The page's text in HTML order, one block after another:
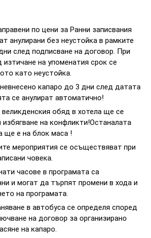
по цени за Ранни записвания
анулирани без неустойка в рамките
след подписване на договор. При
изтичане на упоменатия срок се
като неустойка.
капаро до 3 дни след датата
се анулират автоматично!
обяд в хотела ще се
избягване на конфликти!Останалата
ще е на блок маса !
мероприятия се осъществяват при
човека.
часове в програмата са
и могат да търпят промени в хода и
на програмата.
в автобуса се определя според
на договор за организирано
на капаро.